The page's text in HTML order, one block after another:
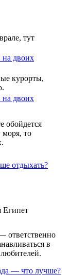
тут
на двоих
курорты,
на двоих
обойдется
моря, то
отдыхать?
ответственно
в
— что лучше?